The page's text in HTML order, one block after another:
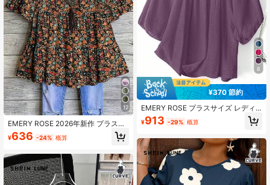
12
EMERY ROSE 2026年新作 プラスサ
イズ ヴィンテージ フローラルプリン
ト フリル袖 ティアードチュニック、
ク コントラストトリム スモックトッ
プ、ゆとりフィット お腹カバー ペプ
ラムブラウス、春夏向け
¥636 -24% 概算
8
¥370 節約
EMERY ROSE プラスサイズ レディ
ース 無地 ラウンドネック ランタン
スリーブ プリーツ ルーズブラウス
¥913 -29% 概算